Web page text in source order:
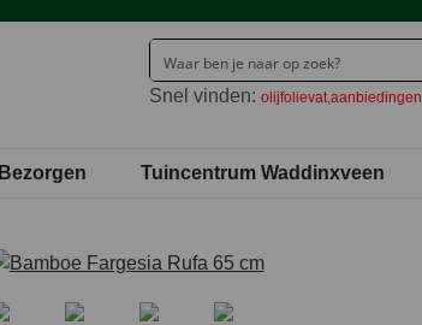
Snel vinden: olijfolievat aanbiedingen
Bezorgen Tuincentrum Waddinxveen